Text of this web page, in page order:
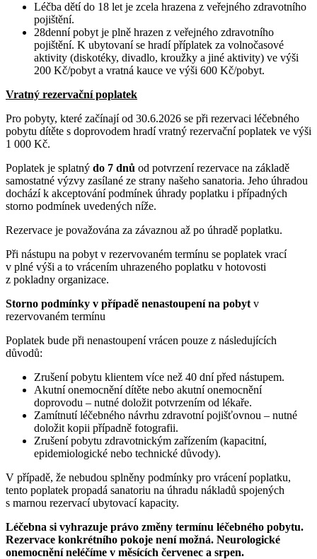
Léčba dětí do 18 let je zcela hrazena z veřejného zdravotního
pojištění.
28denní pobyt je plně hrazen z veřejného zdravotního
pojištění. K ubytovaní se hradí příplatek za volnočasové
aktivity (diskotéky, divadlo, kroužky a jiné aktivity) ve výši
200 Kč/pobyt a vratná kauce ve výši 600 Kč/pobyt.
Vratný rezervační poplatek
Pro pobyty, které začínají od 30.6.2026 se při rezervaci léčebného
pobytu dítěte s doprovodem hradí vratný rezervační poplatek ve výši
1 000 Kč.
Poplatek je splatný do 7 dnů od potvrzení rezervace na základě
samostatné výzvy zasílané ze strany našeho sanatoria. Jeho úhradou
dochází k akceptování podmínek úhrady poplatku i případných
storno podmínek uvedených níže.
Rezervace je považována za závaznou až po úhradě poplatku.
Při nástupu na pobyt v rezervovaném termínu se poplatek vrací
v plné výši a to vrácením uhrazeného poplatku v hotovosti
z pokladny organizace.
Storno podmínky v případě nenastoupenína pobyt v
rezervovaném termínu
Poplatek bude při nenastoupení vrácen pouze z následujících
důvodů:
Zrušení pobytu klientem více než 40 dní před nástupem.
Akutní onemocnění dítěte nebo akutní onemocnění
doprovodu – nutné doložit potvrzením od lékaře.
Zamítnutí léčebného návrhu zdravotní pojišťovnou – nutné
doložit kopii případně fotografii.
Zrušení pobytu zdravotnickým zařízením (kapacitní,
epidemiologické nebo technické důvody).
V případě, že nebudou splněny podmínky pro vrácení poplatku,
tento poplatek propadá sanatoriu na úhradu nákladů spojených
s marnou rezervací ubytovací kapacity.
Léčebna si vyhrazuje právo změny termínu léčebného pobytu.
Rezervace konkrétního pokoje není možná. Neurologické
onemocnění neléčíme v měsících červenec a srpen.